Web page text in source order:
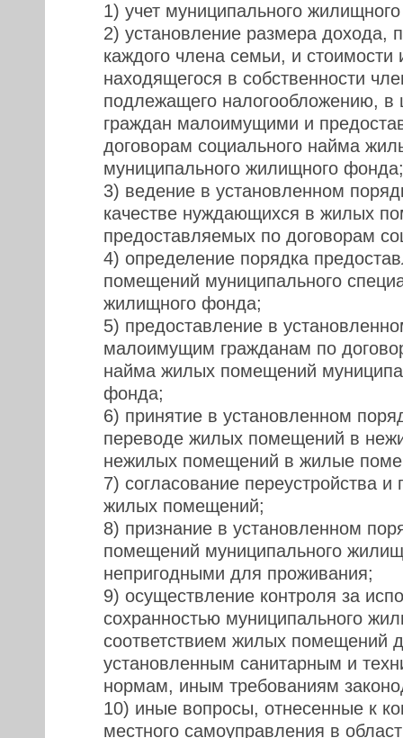
1) учет муниципального
2) установление размера дохода,
каждого члена семьи, и стоимости
находящегося в собственности
подлежащего налогообложению, в
граждан малоимущими и
договорам социального найма
муниципального жилищного фонда;
3) ведение в установленном
качестве нуждающихся в жилых
предоставляемых по договорам
4) определение порядка
помещений муниципального
жилищного фонда;
5) предоставление в
малоимущим гражданам по
найма жилых помещений
фонда;
6) принятие в установленном
переводе жилых помещений в
нежилых помещений в жилые
7) согласование переустройства и
жилых помещений;
8) признание в установленном
помещений муниципального
непригодными для проживания;
9) осуществление контроля за
сохранностью муниципального
соответствием жилых помещений
установленным санитарным и
нормам, иным требованиям
10) иные вопросы, отнесенные к
местного самоуправления в